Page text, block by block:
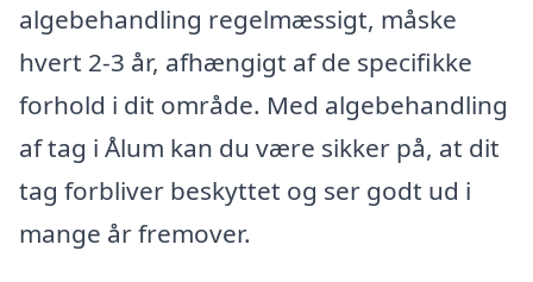
algebehandling regelmæssigt, måske
hvert 2-3 år, afhængigt af de specifikke
forhold i dit område. Med algebehandling
af tag i Ålum kan du være sikker på, at dit
tag forbliver beskyttet og ser godt ud i
mange år fremover.